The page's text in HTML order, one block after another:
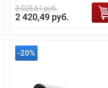
3 025,61 руб.
2 420,49 руб.
-20%